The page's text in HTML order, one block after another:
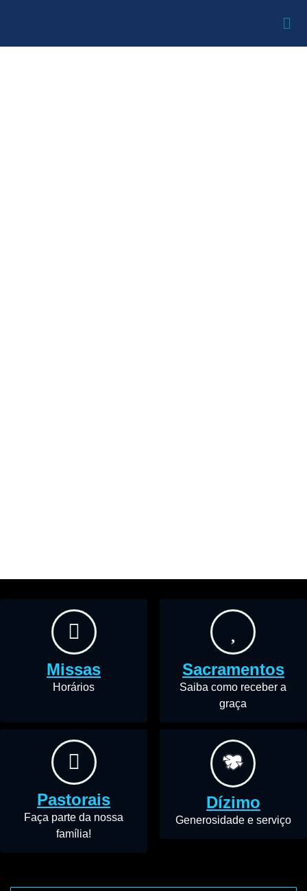
Missas
Horários
Sacramentos
Saiba como receber a
graça
Pastorais
Faça parte da nossa
família!
Dízimo
Generosidade e serviço